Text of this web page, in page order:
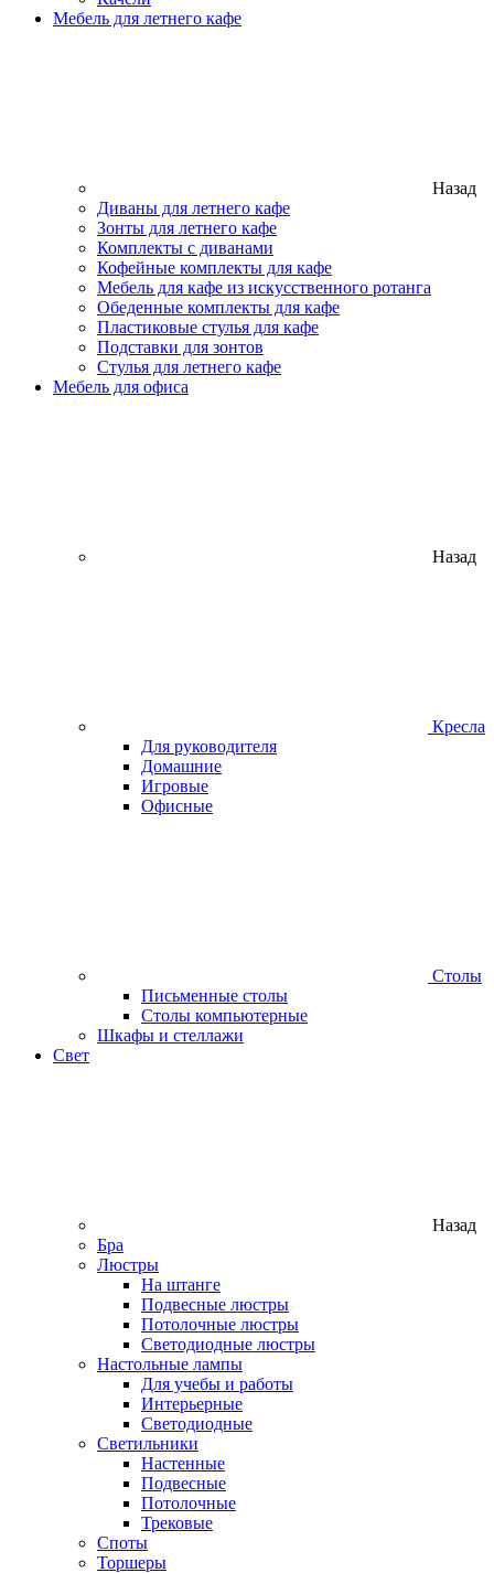
Мебель для летнего кафе
Назад
Диваны для летнего кафе
Зонты для летнего кафе
Комплекты с диванами
Кофейные комплекты для кафе
Мебель для кафе из искусственного ротанга
Обеденные комплекты для кафе
Пластиковые стулья для кафе
Подставки для зонтов
Стулья для летнего кафе
Мебель для офиса
Назад
Кресла
Для руководителя
Домашние
Игровые
Офисные
Столы
Письменные столы
Столы компьютерные
Шкафы и стеллажи
Свет
Назад
Бра
Люстры
На штанге
Подвесные люстры
Потолочные люстры
Светодиодные люстры
Настольные лампы
Для учебы и работы
Интерьерные
Светодиодные
Светильники
Настенные
Подвесные
Потолочные
Трековые
Споты
Торшеры